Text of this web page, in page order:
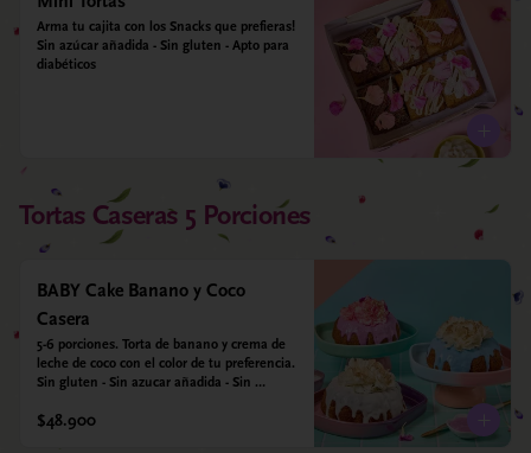
Arma tu cajita con los Snacks que prefieras!
Sin azúcar añadida - Sin gluten - Apto para
diabéticos
Tortas Caseras 5 Porciones
BABY Cake Banano y Coco
Casera
5-6 porciones. Torta de banano y crema de
leche de coco con el color de tu preferencia.
Sin gluten - Sin azucar añadida - Sin
Lacteos
$48.900